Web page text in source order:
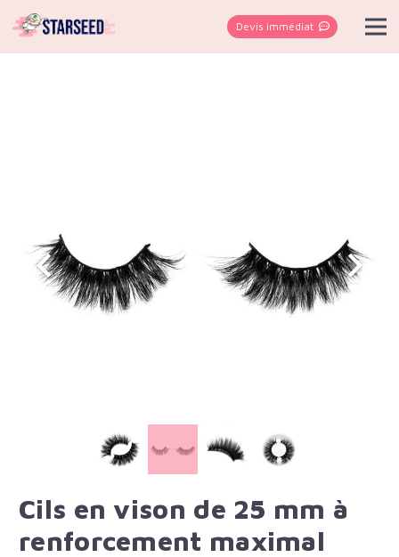
Devis immédiat
Cils en vison de 25 mm à
renforcement maximal